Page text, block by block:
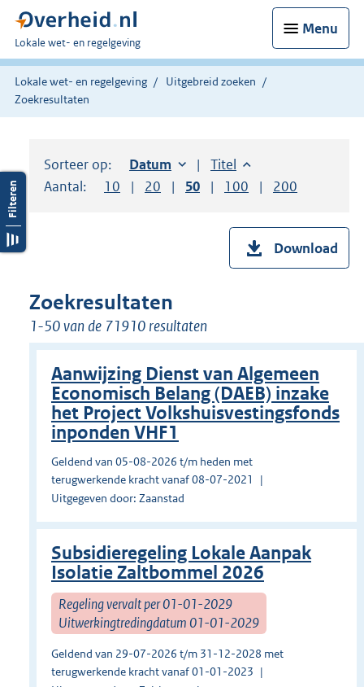
Menu
U
bent
hier:
Lokale wet- en regelgeving
Lokale wet- en regelgeving
Uitgebreid zoeken
Zoekresultaten
Sorteer op: Sorteer op:
Datum oplopendSorteer op:
Titel oplopend
Aantal:
Toon
10 resultaten per pagina
Toon
20 resultaten per pagina
Toon
50 resultaten per pagina
Toon
100 resultaten per
Toon
200
Download
Zoekresultaten
1-50 van de 71910 resultaten
Aanwijzing Dienst van Algemeen
Economisch Belang (DAEB) inzake
het Project Volkshuisvestingsfonds
inponden VHF1
Geldend van 05-08-2026 t/m heden met
terugwerkende kracht vanaf 08-07-2021
Uitgegeven door: Zaanstad
Subsidieregeling Lokale Aanpak
Isolatie Zaltbommel 2026
Regeling vervalt per 01-01-2029
Uitwerkingtredingdatum 01-01-2029
Geldend van 29-07-2026 t/m 31-12-2028 met
terugwerkende kracht vanaf 01-01-2023